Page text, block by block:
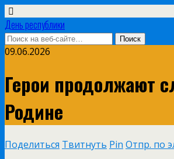
День республики
09.06.2026
Герои продолжают
Родине
Поделиться Твитнуть Pin Отпр. по